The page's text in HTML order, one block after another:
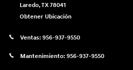
Laredo,TX78041
Obtener Ubicación
Ventas: 956-937-9550
Mantenimiento: 956-937-9550